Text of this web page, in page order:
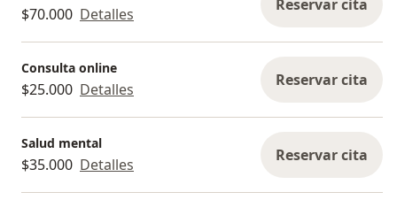
$70.000 Detalles Reservar cita
Consulta online
$25.000 Detalles Reservar cita
Salud mental
$35.000 Detalles Reservar cita